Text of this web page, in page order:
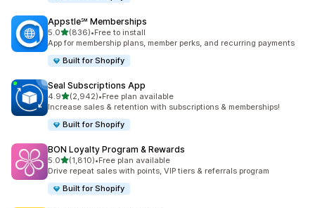
Appstle℠ Memberships
5.0별 5개 중
(836)
총 리뷰 836개
•Free to install
App for membership plans, member perks, and recurring payments
Built for Shopify
Seal Subscriptions App
4.9별 5개 중
(2,942)
총 리뷰 2942개
•Free plan available
Increase sales & retention with subscriptions & memberships!
Built for Shopify
BON Loyalty Program & Rewards
5.0별 5개 중
(1,810)
총 리뷰 1810개
•Free plan available
Drive repeat sales with points, VIP tiers & referrals program
Built for Shopify